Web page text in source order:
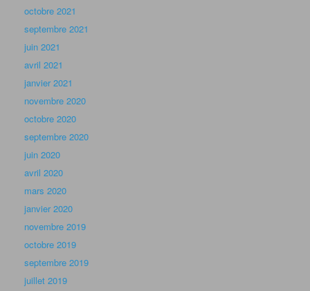
octobre 2021
septembre 2021
juin 2021
avril 2021
janvier 2021
novembre 2020
octobre 2020
septembre 2020
juin 2020
avril 2020
mars 2020
janvier 2020
novembre 2019
octobre 2019
septembre 2019
juillet 2019